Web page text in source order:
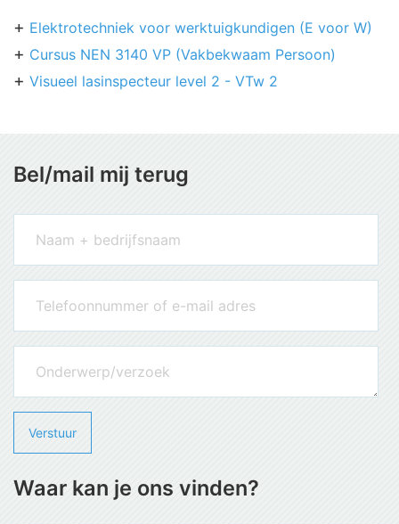
Elektrotechniek voor werktuigkundigen (E voor W)
Cursus NEN 3140 VP (Vakbekwaam Persoon)
Visueel lasinspecteur level 2 - VTw 2
Bel/mail mij terug
Waar kan je ons vinden?